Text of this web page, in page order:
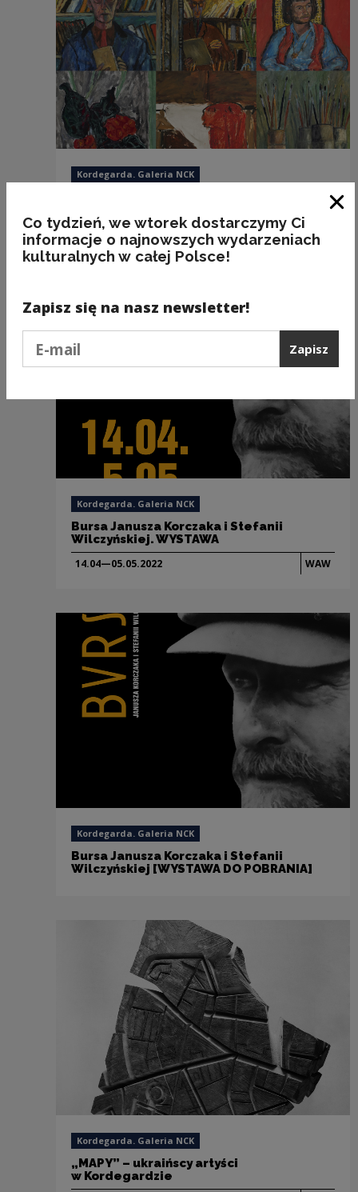
Kordegarda. Galeria NCK
28.04—05.06.2022 WAW
Kordegarda. Galeria NCK
Bursa Janusza Korczaka i Stefanii
Wilczyńskiej. WYSTAWA
14.04—05.05.2022 WAW
Kordegarda. Galeria NCK
Bursa Janusza Korczaka i Stefanii
Wilczyńskiej [WYSTAWA DO POBRANIA]
Kordegarda. Galeria NCK
„MAPY” – ukraińscy artyści
w Kordegardzie
Co tydzień, we wtorek dostarczymy Ci
informacje o najnowszych wydarzeniach
kulturalnych w całej Polsce!
Zapisz się na nasz newsletter!
Zapisz